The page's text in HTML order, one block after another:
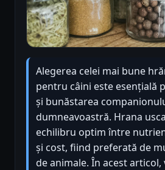
Alegerea celei mai bune
pentru câini este esențială
și bunăstarea
dumneavoastră. Hrana
echilibru optim între
și cost, fiind preferată de
de animale. În acest articol,